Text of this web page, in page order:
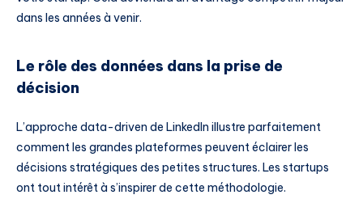
dans les années à venir.
Le rôle des données dans la prise de
décision
L’approche data-driven de LinkedIn illustre parfaitement
comment les grandes plateformes peuvent éclairer les
décisions stratégiques des petites structures. Les startups
ont tout intérêt à s’inspirer de cette méthodologie.